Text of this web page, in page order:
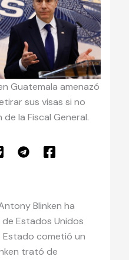
Guatemala amenazó
sus visas si no
la Fiscal General.
Blinken ha
Estados Unidos
cometió un
trató de